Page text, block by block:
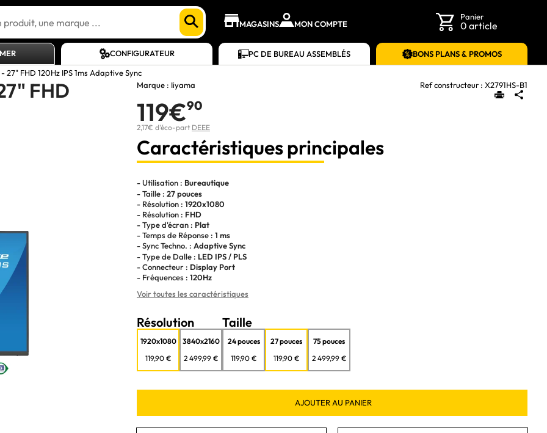
MAGASINS MON COMPTE
Panier
0 article
CONFIGURATEUR PC DE BUREAU ASSEMBLÉS
BONS PLANS & PROMOS
27" FHD 120Hz IPS 1ms Adaptive Sync
FHD
Marque : Iiyama Ref constructeur : X2791HS-B1
119€90
2,17€ d'éco-part DEEE
Caractéristiques principales
- Utilisation : Bureautique
- Taille : 27 pouces
- Résolution : 1920x1080
- Résolution : FHD
- Type d'écran : Plat
- Temps de Réponse : 1 ms
- Sync Techno. : Adaptive Sync
- Type de Dalle : LED IPS / PLS
- Connecteur : Display Port
- Fréquences : 120Hz
Voir toutes les caractéristiques
Résolution
1920x1080
119,90 €
3840x2160
2 499,99 €
Taille
24 pouces
119,90 €
27 pouces
119,90 €
75 pouces
2 499,99 €
AJOUTER AU PANIER